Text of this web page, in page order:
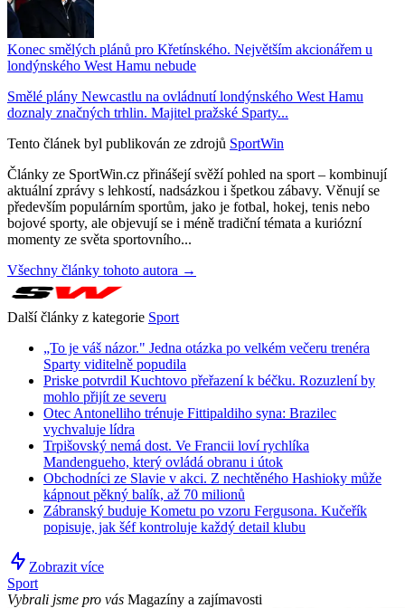
Konec smělých plánů pro Křetínského. Největším akcionářem u
londýnského West Hamu nebude
Smělé plány Newcastlu na ovládnutí londýnského West Hamu
doznaly značných trhlin. Majitel pražské Sparty...
Tento článek byl publikován ze zdrojů SportWin
Články ze SportWin.cz přinášejí svěží pohled na sport – kombinují
aktuální zprávy s lehkostí, nadsázkou i špetkou zábavy. Věnují se
především populárním sportům, jako je fotbal, hokej, tenis nebo
bojové sporty, ale objevují se i méně tradiční témata a kuriózní
momenty ze světa sportovního...
Všechny články tohoto autora →
Další články z kategorie Sport
„To je váš názor." Jedna otázka po velkém večeru trenéra
Sparty viditelně popudila
Priske potvrdil Kuchtovo přeřazení k béčku. Rozuzlení by
mohlo přijít ze severu
Otec Antonelliho trénuje Fittipaldiho syna: Brazilec
vychvaluje lídra
Trpišovský nemá dost. Ve Francii loví rychlíka
Mandengueho, který ovládá obranu i útok
Obchodníci ze Slavie v akci. Z nechtěného Hashioky může
kápnout pěkný balík, až 70 milionů
Zábranský buduje Kometu po vzoru Fergusona. Kučeřík
popisuje, jak šéf kontroluje každý detail klubu
Zobrazit více
Sport
Vybrali jsme pro vás Magazíny a zajímavosti